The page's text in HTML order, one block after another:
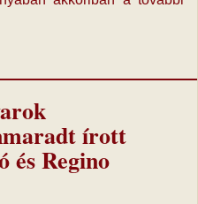
írott
és Regino